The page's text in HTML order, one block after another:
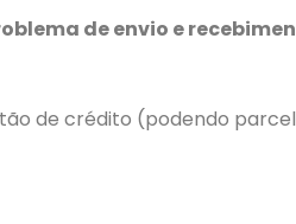
de envio e
de crédito (podendo